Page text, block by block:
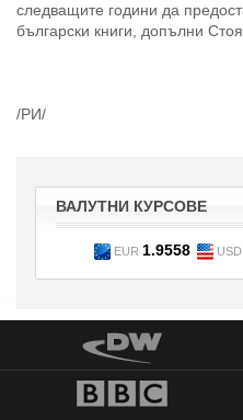
следващите години да
български книги, допълни
/РИ/
ВАЛУТНИ КУРСОВЕ
EUR 1.9558 USD